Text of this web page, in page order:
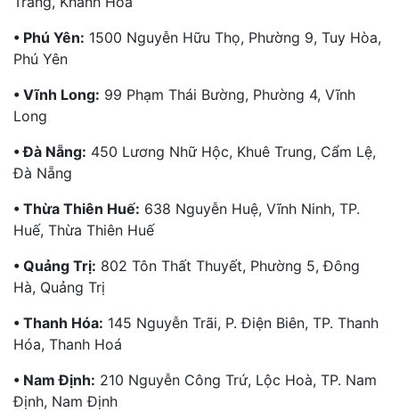
• Phú Yên: 1500 Nguyễn Hữu Thọ, Phường 9, Tuy Hòa,
Phú Yên
• Vĩnh Long: 99 Phạm Thái Bường, Phường 4, Vĩnh
Long
• Đà Nẵng: 450 Lương Nhữ Hộc, Khuê Trung, Cẩm Lệ,
Đà Nẵng
• Thừa Thiên Huế: 638 Nguyễn Huệ, Vĩnh Ninh, TP.
Huế, Thừa Thiên Huế
• Quảng Trị: 802 Tôn Thất Thuyết, Phường 5, Đông
Hà, Quảng Trị
• Thanh Hóa: 145 Nguyễn Trãi, P. Điện Biên, TP. Thanh
Hóa, Thanh Hoá
• Nam Định: 210 Nguyễn Công Trứ, Lộc Hoà, TP. Nam
Định, Nam Định